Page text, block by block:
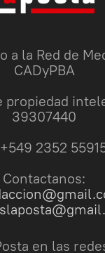
a la Red de
CADyPBA
propiedad
39307440
2352
Contactanos:
en las